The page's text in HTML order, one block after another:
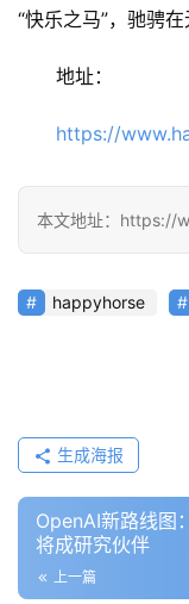
教
架
报
“快乐之马”，驰骋
地址：
https://
本文地址：https://
happyhorse
生成海报
OpenAI新路线图
将成研究伙伴
上一篇